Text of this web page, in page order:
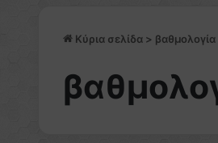
Κύρια σελίδα > βαθμολογία